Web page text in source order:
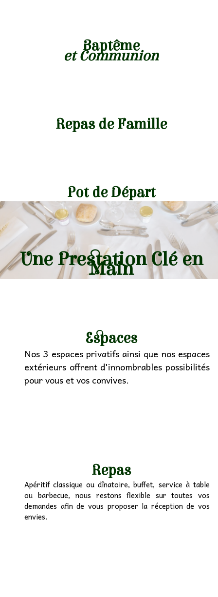
Baptême
et Communion
Repas de Famille
Pot de Départ
Une Prestation Clé en
Main
Espaces
Nos 3 espaces privatifs ainsi que nos espaces
extérieurs offrent d'innombrables possibilités
pour vous et vos convives.
Repas
Apéritif classique ou dînatoire, buffet, service à table
ou barbecue, nous restons flexible sur toutes vos
demandes afin de vous proposer la réception de vos
envies.